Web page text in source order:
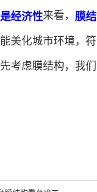
经济性来看， 膜
美化城市环境，
考虑膜结构，我